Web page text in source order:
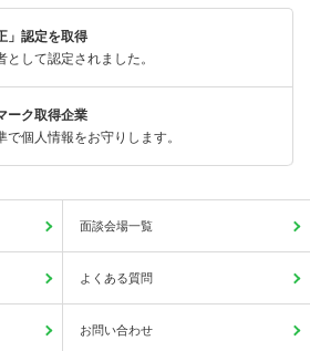
」認定を取得
として認定されました。
ーク取得企業
で個人情報をお守りします。
面談会場一覧
よくある質問
お問い合わせ